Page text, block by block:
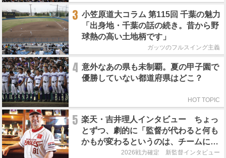
3 小笠原道大コラム 第115回 千葉の魅力
「出身地・千葉の話の続き。昔から野
球熱の高い土地柄です」
ガッツのフルスイング主義
4 意外なあの県も未制覇。夏の甲子園で
優勝していない都道府県はどこ？
HOT TOPIC
5 楽天・吉井理人インタビュー ちょっ
とずつ、劇的に「監督が代わると何も
かもが変わるというのは、チームにと
って良くないことなんです」
2026戦力確定 新監督インタビュー